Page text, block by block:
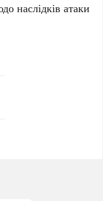
наслідків атаки